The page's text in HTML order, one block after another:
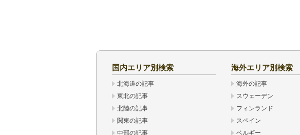
国内エリア別検索
北海道の記事
東北の記事
北陸の記事
関東の記事
中部の記事
海外エリア別検索
海外の記事
スウェーデン
フィンランド
スペイン
ベルギー